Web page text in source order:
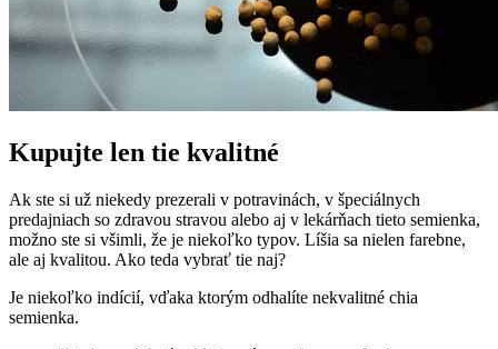
Kupujte len tie kvalitné
Ak ste si už niekedy prezerali v potravinách, v špeciálnych
predajniach so zdravou stravou alebo aj v lekárňach tieto semienka,
možno ste si všimli, že je niekoľko typov. Líšia sa nielen farebne,
ale aj kvalitou. Ako teda vybrať tie naj?
Je niekoľko indícií, vďaka ktorým odhalíte nekvalitné chia
semienka.